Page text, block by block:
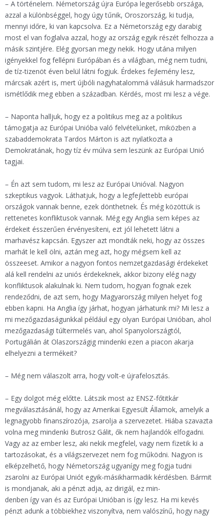
– A történelem. Németország újra Európa legerősebb országa,
azzal a különbséggel, hogy úgy tűnik, Oroszország, ki tudja,
mennyi időre, ki van kapcsolva. Ez a Németország egy darabig
most el van foglalva azzal, hogy az ország egyik részét felhozza a
másik szintjére. Elég gyorsan megy nekik. Hogy utána milyen
igényekkel fog fellépni Európában és a világban, még nem tudni,
de tíz-tizenöt éven belül látni fogjuk. Érdekes fejlemény lesz,
márcsak azért is, mert újbóli nagyhatalommá válásuk harmadszor
ismétlődik meg ebben a században. Kérdés, most mi lesz a vége.
– Naponta halljuk, hogy ez a politikus meg az a politikus
támogatja az Európai Unióba való felvételünket, miközben a
szabaddemokrata Tardos Márton is azt nyilatkozta a
Demokratának, hogy tíz év múlva sem leszünk az Európai Unió
tagjai.
– Én azt sem tudom, mi lesz az Európai Unióval. Nagyon
szkeptikus vagyok. Láthatjuk, hogy a legfejlettebb európai
országok vannak benne, ezek dönthetnek. És még közöttük is
rettenetes konfliktusok vannak. Még egy Anglia sem képes az
érdekeit ésszerűen érvényesíteni, ezt jól lehetett látni a
marhavész kapcsán. Egyszer azt mondták neki, hogy az összes
marhát le kell ölni, aztán meg azt, hogy mégsem kell az
összeeset. Amikor a nagyon fontos nemzetgazdasági érdekeket
alá kell rendelni az uniós érdekeknek, akkor bizony elég nagy
konfliktusok alakulnak ki. Nem tudom, hogyan fognak ezek
rendeződni, de azt sem, hogy Magyarország milyen helyet fog
ebben kapni. Ha Anglia így járhat, hogyan járhatunk mi? Mi lesz a
mi mezőgazdaságunkkal például egy olyan Európai Unióban, ahol
mezőgazdasági túltermelés van, ahol Spanyolországtól,
Portugálián át Olaszországig mindenki ezen a piacon akarja
elhelyezni a termékeit?
– Még nem válaszolt arra, hogy volt-e újrafelosztás.
– Egy dolgot még előtte. Látszik most az ENSZ-főtitkár
megválasztásánál, hogy az Amerikai Egyesült Államok, amelyik a
legnagyobb finanszírozója, zsarolja a szervezetet. Hiába szavazta
volna meg mindenki Butrosz Gálit, ők nem hajlandók elfogadni.
Vagy az az ember lesz, aki nekik megfelel, vagy nem fizetik ki a
tartozásokat, és a világszervezet nem fog működni. Nagyon is
elképzelhető, hogy Németország ugyanígy meg fogja tudni
zsarolni az Európai Uniót egyik-másikharmadik kérdésben. Bármit
is mondjanak, aki a pénzt adja, az dirigál, ez min-
denben így van és az Európai Unióban is így lesz. Ha mi kevés
pénzt adunk a többiekhez viszonyítva, nem valószínű, hogy nagy